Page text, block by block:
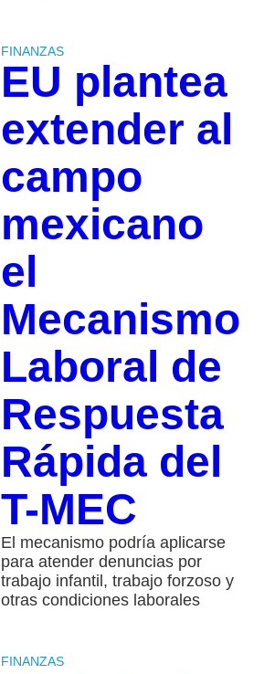
FINANZAS
EU plantea
extender al
campo
mexicano
el
Mecanismo
Laboral de
Respuesta
Rápida del
T-MEC
El mecanismo podría aplicarse
para atender denuncias por
trabajo infantil, trabajo forzoso y
otras condiciones laborales
FINANZAS